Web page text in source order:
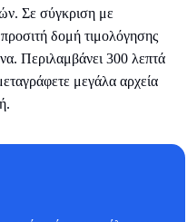
Σε σύγκριση με
δομή τιμολόγησης
Περιλαμβάνει 300 λεπτά
μεγάλα αρχεία